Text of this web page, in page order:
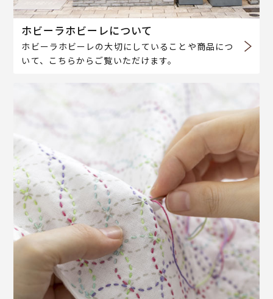
ホビーラホビーレについて
ホビーラホビーレの大切にしていることや商品につ
いて、こちらからご覧いただけます。